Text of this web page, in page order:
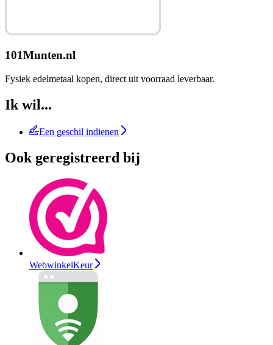
101Munten.nl
Fysiek edelmetaal kopen, direct uit voorraad leverbaar.
Ik wil...
Een geschil indienen
Ook geregistreerd bij
WebwinkelKeur